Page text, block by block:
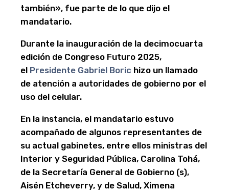
también», fue parte de lo que dijo el
mandatario.
Durante la inauguración de la decimocuarta
edición de Congreso Futuro 2025,
el Presidente Gabriel Boric hizo un llamado
de atención a autoridades de gobierno por el
uso del celular.
En la instancia, el mandatario estuvo
acompañado de algunos representantes de
su actual gabinetes, entre ellos ministras del
Interior y Seguridad Pública, Carolina Tohá,
de la Secretaría General de Gobierno (s),
Aisén Etcheverry, y de Salud, Ximena